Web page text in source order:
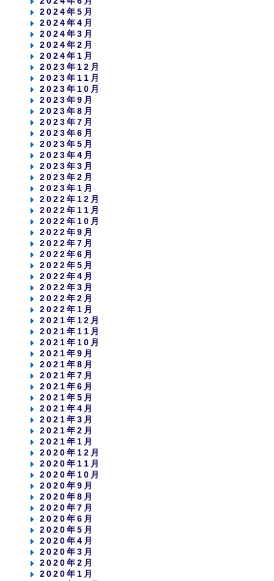
2024年5月
2024年4月
2024年3月
2024年2月
2024年1月
2023年12月
2023年11月
2023年10月
2023年9月
2023年8月
2023年7月
2023年6月
2023年5月
2023年4月
2023年3月
2023年2月
2023年1月
2022年12月
2022年11月
2022年10月
2022年9月
2022年7月
2022年6月
2022年5月
2022年4月
2022年3月
2022年2月
2022年1月
2021年12月
2021年11月
2021年10月
2021年9月
2021年8月
2021年7月
2021年6月
2021年5月
2021年4月
2021年3月
2021年2月
2021年1月
2020年12月
2020年11月
2020年10月
2020年9月
2020年8月
2020年7月
2020年6月
2020年5月
2020年4月
2020年3月
2020年2月
2020年1月